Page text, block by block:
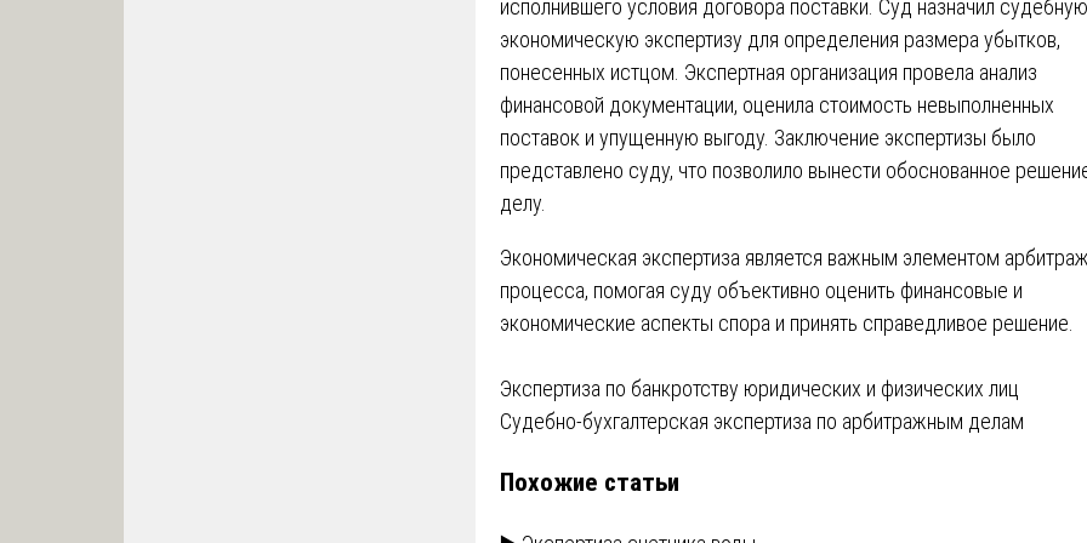
исполнившего условия договора поставки. Суд назначил судебную
экономическую экспертизу для определения размера убытков,
понесенных истцом. Экспертная организация провела анализ
финансовой документации, оценила стоимость невыполненных
поставок и упущенную выгоду. Заключение экспертизы было
представлено суду, что позволило вынести обоснованное
делу.
Экономическая экспертиза является важным элементом
процесса, помогая суду объективно оценить финансовые и
экономические аспекты спора и принять справедливое решение.
Навигация
по
записям
Экспертиза по банкротству юридических и физических лиц
Судебно-бухгалтерская экспертиза по арбитражным делам
Похожие статьи